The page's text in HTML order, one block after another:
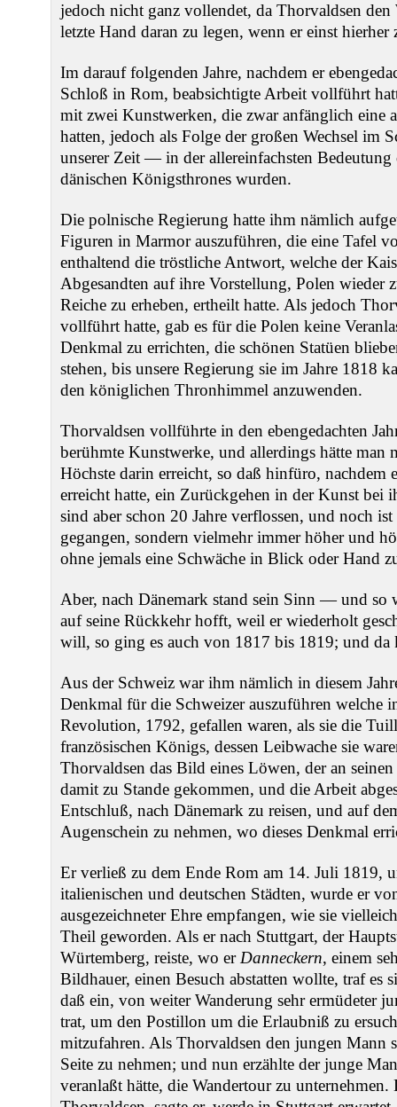
jedoch nicht ganz vollendet, da Thorvaldsen den
letzte Hand daran zu legen, wenn er einst hierher
Im darauf folgenden Jahre, nachdem er
Schloß in Rom, beabsichtigte Arbeit vollführt
mit zwei Kunstwerken, die zwar anfänglich eine
hatten, jedoch als Folge der großen Wechsel im
unserer Zeit — in der allereinfachsten
dänischen Königsthrones wurden.
Die polnische Regierung hatte ihm nämlich
Figuren in Marmor auszuführen, die eine Tafel
enthaltend die tröstliche Antwort, welche der
Abgesandten auf ihre Vorstellung, Polen wieder
Reiche zu erheben, ertheilt hatte. Als jedoch
vollführt hatte, gab es für die Polen keine
Denkmal zu errichten, die schönen Statüen
stehen, bis unsere Regierung sie im Jahre 1818
den königlichen Thronhimmel anzuwenden.
Thorvaldsen vollführte in den ebengedachten
berühmte Kunstwerke, und allerdings hätte man
Höchste darin erreicht, so daß hinfüro, nachdem
erreicht hatte, ein Zurückgehen in der Kunst bei
sind aber schon 20 Jahre verflossen, und noch
gegangen, sondern vielmehr immer höher und
ohne jemals eine Schwäche in Blick oder Hand
Aber, nach Dänemark stand sein Sinn — und so
auf seine Rückkehr hofft, weil er wiederholt
will, so ging es auch von 1817 bis 1819; und da
Aus der Schweiz war ihm nämlich in diesem
Denkmal für die Schweizer auszuführen welche
Revolution, 1792, gefallen waren, als sie die
französischen Königs, dessen Leibwache sie
Thorvaldsen das Bild eines Löwen, der an
damit zu Stande gekommen, und die Arbeit
Entschluß, nach Dänemark zu reisen, und auf
Augenschein zu nehmen, wo dieses Denkmal
Er verließ zu dem Ende Rom am 14. Juli 1819,
italienischen und deutschen Städten, wurde er
ausgezeichneter Ehre empfangen, wie sie
Theil geworden. Als er nach Stuttgart, der
Würtemberg, reiste, wo er Danneckern, einem
Bildhauer, einen Besuch abstatten wollte, traf es
daß ein, von weiter Wanderung sehr ermüdeter
trat, um den Postillon um die Erlaubniß zu
mitzufahren. Als Thorvaldsen den jungen Mann
Seite zu nehmen; und nun erzählte der junge
veranlaßt hätte, die Wandertour zu